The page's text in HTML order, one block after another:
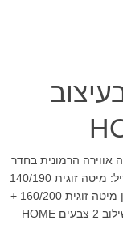
אווירה הרמונית בחדר
השינה מיטה זוגיתHOME DECOR דגם שריל: מיטה זוגית 140/190
מיטה זוגית 160/200 מיטה זוגית 140/190 + מזרן מיטה זוגית 160/200 +
מזרן כולל שנת אחריות מיטה זוגית מרופדת עם שילוב 2 צבעים HOME